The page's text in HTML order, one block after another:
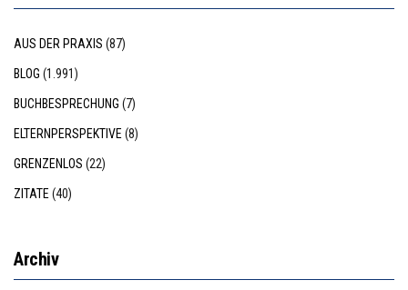
AUS DER PRAXIS (87)
BLOG (1.991)
BUCHBESPRECHUNG (7)
ELTERNPERSPEKTIVE (8)
GRENZENLOS (22)
ZITATE (40)
Archiv